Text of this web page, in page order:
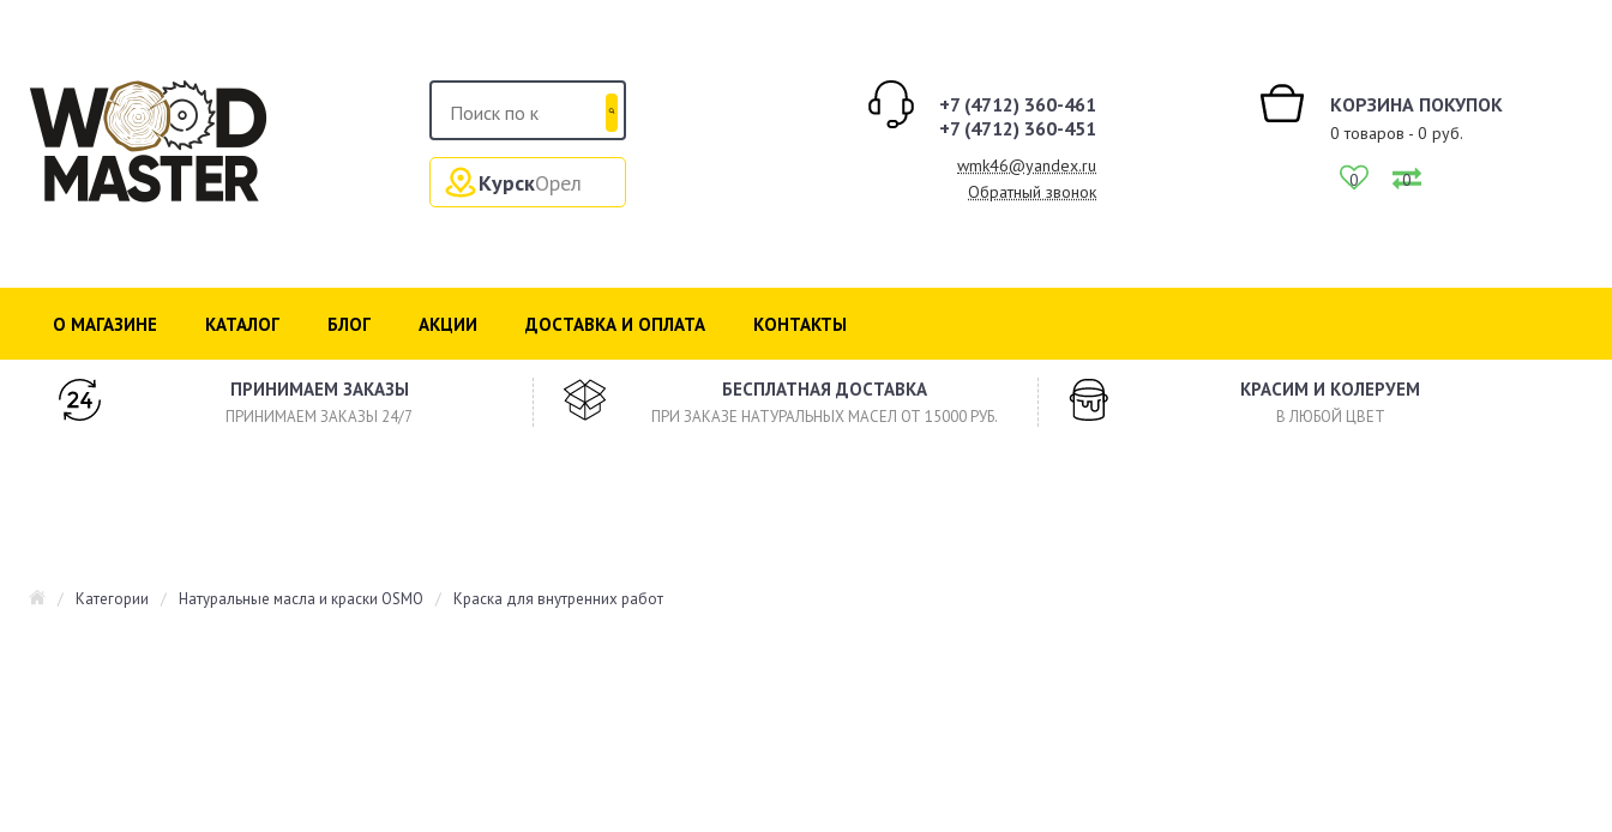
КурскОрел
+7 (4712) 360-461
+7 (4712) 360-451
wmk46@yandex.ru
Обратный звонок
КОРЗИНА ПОКУПОК
0 товаров - 0 руб.
0 0
О МАГАЗИНЕ КАТАЛОГ БЛОГ АКЦИИ ДОСТАВКА И ОПЛАТА КОНТАКТЫ
ПРИНИМАЕМ ЗАКАЗЫ
ПРИНИМАЕМ ЗАКАЗЫ 24/7
БЕСПЛАТНАЯ ДОСТАВКА
ПРИ ЗАКАЗЕ НАТУРАЛЬНЫХ МАСЕЛ ОТ 15000 РУБ.
КРАСИМ И КОЛЕРУЕМ
В ЛЮБОЙ ЦВЕТ
/ Категории / Натуральные масла и краски OSMO / Краска для внутренних работ